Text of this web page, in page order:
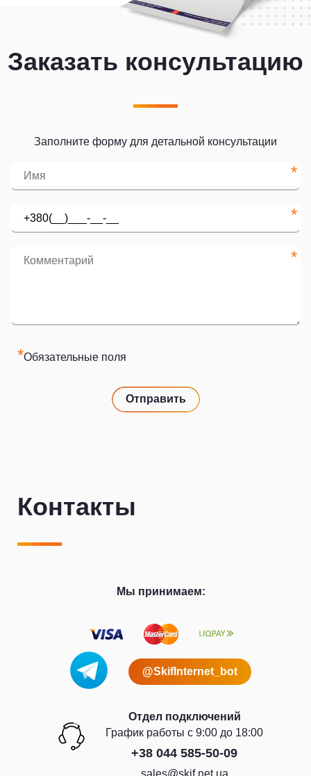
Заказать консультацию
Заполните форму для детальной консультации
*
*
*
*Обязательные поля
Отправить
Контакты
Мы принимаем:
@SkifInternet_bot
Отдел подключений
График работы с 9:00 до 18:00
+38 044 585-50-09
sales@skif.net.ua